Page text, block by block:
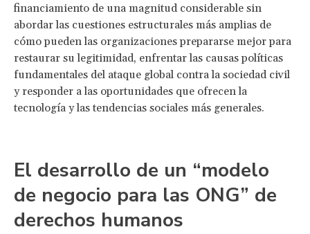
financiamiento de una magnitud considerable sin
abordar las cuestiones estructurales más amplias de
cómo pueden las organizaciones prepararse mejor para
restaurar su legitimidad, enfrentar las causas políticas
fundamentales del ataque global contra la sociedad civil
y responder a las oportunidades que ofrecen la
tecnología y las tendencias sociales más generales.
El desarrollo de un “modelo
de negocio para las ONG” de
derechos humanos